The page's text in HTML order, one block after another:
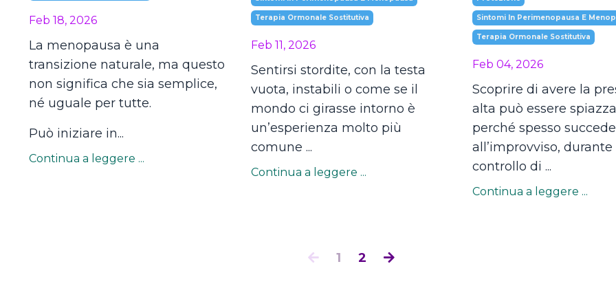
Feb 18, 2026
La menopausa è una
transizione naturale, ma questo
non significa che sia semplice,
né uguale per tutte.
Può iniziare in...
Continua a leggere ...
Terapia Ormonale Sostitutiva
Feb 11, 2026
Sentirsi stordite, con la testa
vuota, instabili o come se il
mondo ci girasse intorno è
un’esperienza molto più
comune ...
Continua a leggere ...
Sintomi In Perimenopausa E
Terapia Ormonale Sostitutiva
Feb 04, 2026
Scoprire di avere la
alta può essere
perché spesso succede
all’improvviso, durante
controllo di ...
Continua a leggere ...
1 2